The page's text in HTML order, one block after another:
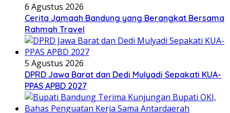
6 Agustus 2026
Cerita Jamaah Bandung yang Berangkat Bersama
Rahmah Travel
5 Agustus 2026
DPRD Jawa Barat dan Dedi Mulyadi Sepakati KUA-
PPAS APBD 2027